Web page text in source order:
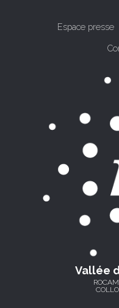
Espace presse
Vallée